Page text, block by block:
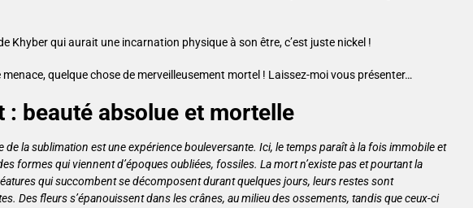
Khyber qui aurait une incarnation physique à son être, c’est juste nickel !
menace, quelque chose de merveilleusement mortel ! Laissez-moi vous présenter…
: beauté absolue et mortelle
de la sublimation est une expérience bouleversante. Ici, le temps paraît à la fois immobile et
formes qui viennent d’époques oubliées, fossiles. La mort n’existe pas et pourtant la
qui succombent se décomposent durant quelques jours, leurs restes sont
Des fleurs s’épanouissent dans les crânes, au milieu des ossements, tandis que ceux-ci